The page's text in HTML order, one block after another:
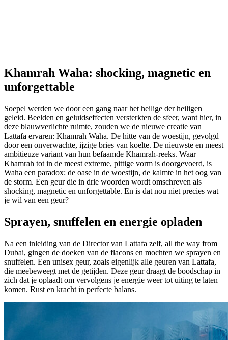
Khamrah Waha: shocking, magnetic en
unforgettable
Soepel werden we door een gang naar het heilige der heiligen
geleid. Beelden en geluidseffecten versterkten de sfeer, want hier, in
deze blauwverlichte ruimte, zouden we de nieuwe creatie van
Lattafa ervaren: Khamrah Waha. De hitte van de woestijn, gevolgd
door een onverwachte, ijzige bries van koelte. De nieuwste en meest
ambitieuze variant van hun befaamde Khamrah-reeks. Waar
Khamrah tot in de meest extreme, pittige vorm is doorgevoerd, is
Waha een paradox: de oase in de woestijn, de kalmte in het oog van
de storm. Een geur die in drie woorden wordt omschreven als
shocking, magnetic en unforgettable. En is dat nou niet precies wat
je wil van een geur?
Sprayen, snuffelen en energie opladen
Na een inleiding van de Director van Lattafa zelf, all the way from
Dubai, gingen de doeken van de flacons en mochten we sprayen en
snuffelen. Een unisex geur, zoals eigenlijk alle geuren van Lattafa,
die meebeweegt met de getijden. Deze geur draagt de boodschap in
zich dat je oplaadt om vervolgens je energie weer tot uiting te laten
komen. Rust en kracht in perfecte balans.